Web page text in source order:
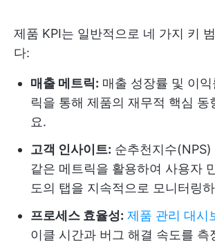
제품 KPI는 일반적으로 네 가지 키
다:
매출 메트릭: 매출 성장률 및 이
릭을 통해 제품의 재무적 핵심 동
요.
고객 인사이트: 순추천지수
같은 메트릭을 활용하여 사용자
도의 탭을 지속적으로 모니터링
프로세스 효율성: 제품 관리 대시
이클 시간과 버그 해결 속도를 측